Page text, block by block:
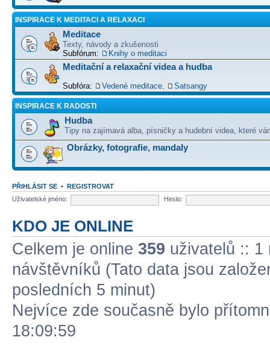
INSPIRACE K MEDITACI A RELAXACI
Meditace
Texty, návody a zkušenosti
Subfórum:
Knihy o meditaci
Meditační a relaxační videa a hudba
Subfóra: Vedené meditace Satsangy
INSPIRACE K RADOSTI
Hudba
Tipy na zajímavá alba, písničky a hudební videa, které
Obrázky, fotografie, mandaly
PŘIHLÁSIT SE • REGISTROVAT
Uživatelské jméno:
Heslo:
KDO JE ONLINE
Celkem je online 359 uživatelů :: 1
návštěvníků (Tato data jsou
posledních 5 minut)
Nejvíce zde současně bylo
18:09:59